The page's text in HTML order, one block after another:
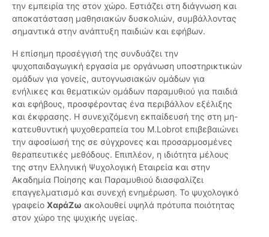
την εμπειρία της στον χώρο. Εστιάζει στη διάγνωση και
αποκατάσταση μαθησιακών δυσκολιών, συμβάλλοντας
σημαντικά στην ανάπτυξη παιδιών και εφήβων.
Η επίσημη προσέγγισή της συνδυάζει την
ψυχοπαιδαγωγική εργασία με οργάνωση υποστηρικτικών
ομάδων για γονείς, αυτογνωσιακών ομάδων για
ενήλικες και θεματικών ομάδων παραμυθιού για παιδιά
και εφήβους, προσφέροντας ένα περιβάλλον εξέλιξης
και έκφρασης. Η συνεχιζόμενη εκπαίδευσή της στη μη-
κατευθυντική ψυχοθεραπεία του M.Lobrot επιβεβαιώνει
την αφοσίωσή της σε σύγχρονες και προσαρμοσμένες
θεραπευτικές μεθόδους. Επιπλέον, η ιδιότητα μέλους
της στην Ελληνική Ψυχολογική Εταιρεία και στην
Ακαδημία Ποίησης και Παραμυθιού διασφαλίζει
επαγγελματισμό και συνεχή ενημέρωση. Το ψυχολογικό
γραφείο ΧαράΖω ακολουθεί υψηλά πρότυπα ποιότητας
στον χώρο της ψυχικής υγείας.